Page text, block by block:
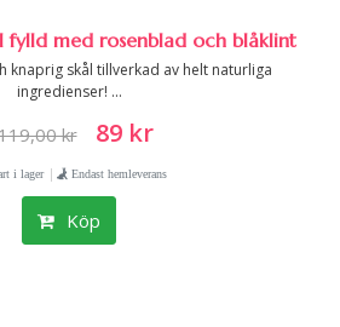
fylld med rosenblad och blåklint
knaprig skål tillverkad av helt naturliga
ingredienser! ...
kr 89 kr
i lager | Endast hemleverans
Köp